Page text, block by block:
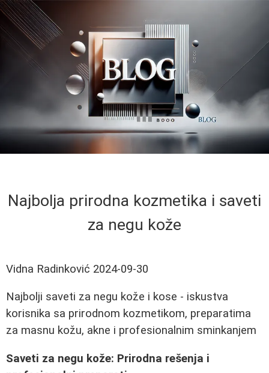
Najbolja prirodna kozmetika i saveti
za negu kože
Vidna Radinković 2024-09-30
Najbolji saveti za negu kože i kose - iskustva
korisnika sa prirodnom kozmetikom, preparatima
za masnu kožu, akne i profesionalnim sminkanjem
Saveti za negu kože: Prirodna rešenja i